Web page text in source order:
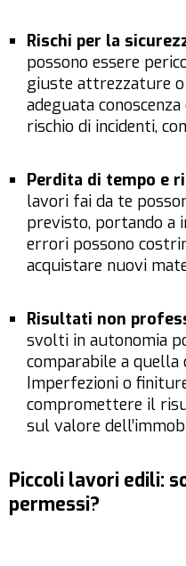
Rischi per la
possono essere
giuste attrezzature o
adeguata
rischio di incidenti,
Perdita di tempo e
lavori fai da te
previsto, portando a
errori possono
acquistare nuovi
Risultati non
svolti in autonomia
comparabile a
Imperfezioni o
compromettere il
sul valore
Piccoli lavori edili:
permessi?